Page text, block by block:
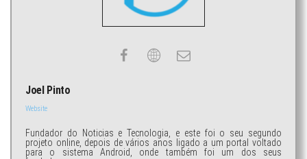
Joel Pinto
Website
Fundador do Noticias e Tecnologia, e este foi o seu segundo
projeto online, depois de vários anos ligado a um portal voltado
para o sistema Android, onde também foi um dos seus